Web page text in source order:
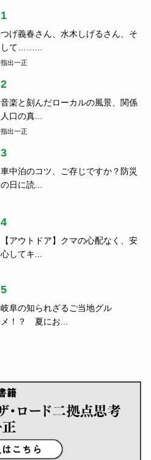
1
つげ義春さん、水木しげるさん、そ
して……...
指出一正
2
音楽と刻んだローカルの風景、関係
人口の真...
指出一正
3
車中泊のコツ、ご存じですか？防災
の日に読...
4
【アウトドア】クマの心配なく、安
心してキ...
5
岐阜の知られざるご当地グル
メ！？ 夏にお...